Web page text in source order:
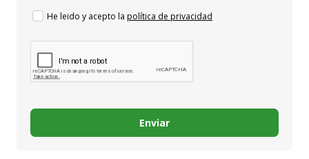
He leido y acepto la política de privacidad
Enviar